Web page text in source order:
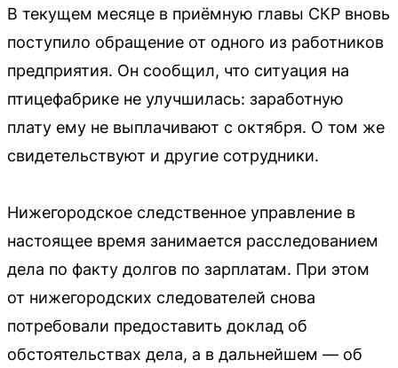
В текущем месяце в приёмную главы СКР вновь
поступило обращение от одного из работников
предприятия. Он сообщил, что ситуация на
птицефабрике не улучшилась: заработную
плату ему не выплачивают с октября. О том же
свидетельствуют и другие сотрудники.
Нижегородское следственное управление в
настоящее время занимается расследованием
дела по факту долгов по зарплатам. При этом
от нижегородских следователей снова
потребовали предоставить доклад об
обстоятельствах дела, а в дальнейшем — об